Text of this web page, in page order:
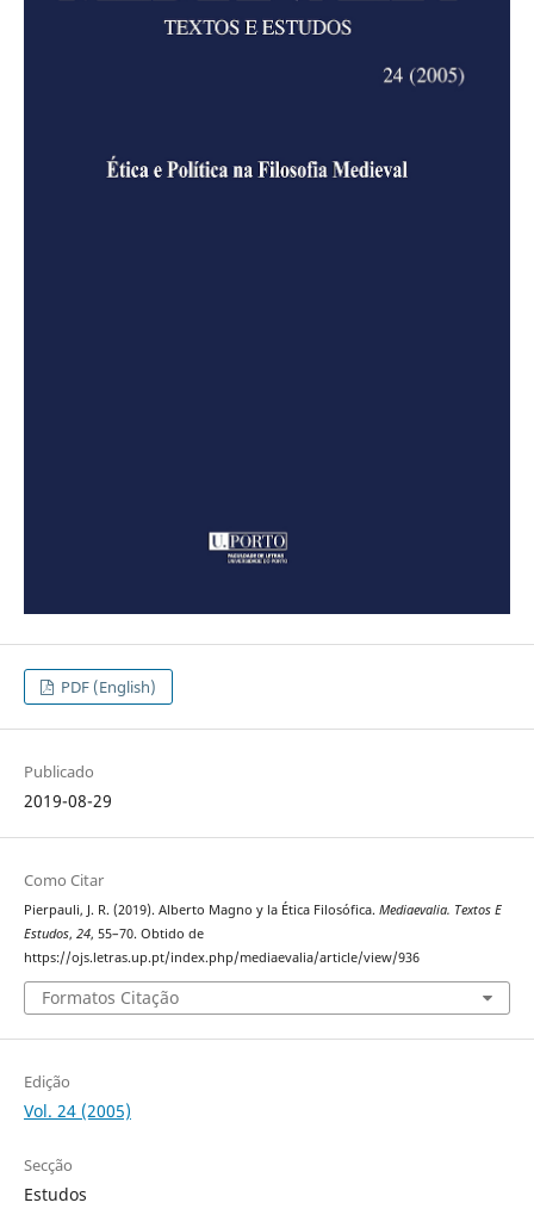
PDF (English)
Publicado
2019-08-29
Como Citar
Pierpauli, J. R. (2019). Alberto Magno y la Ética Filosófica. Mediaevalia. Textos E
Estudos, 24, 55–70. Obtido de
https://ojs.letras.up.pt/index.php/mediaevalia/article/view/936
Formatos Citação
Edição
Vol. 24 (2005)
Secção
Estudos